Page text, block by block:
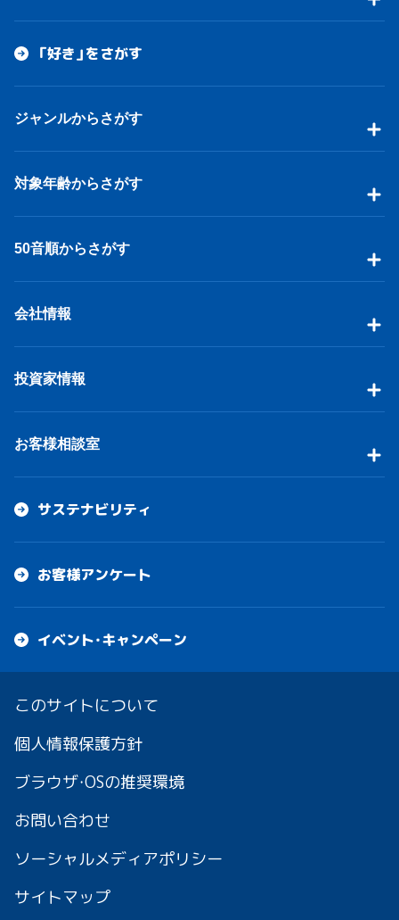
「好き」をさがす
ジャンルからさがす
対象年齢からさがす
50音順からさがす
会社情報
投資家情報
お客様相談室
サステナビリティ
お客様アンケート
イベント・キャンペーン
このサイトについて
個人情報保護方針
ブラウザ・OSの推奨環境
お問い合わせ
ソーシャルメディアポリシー
サイトマップ